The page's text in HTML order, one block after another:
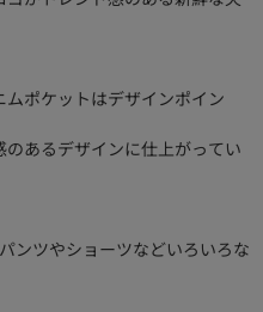
ポケットはデザインポイン
あるデザインに仕上がってい
ンツやショーツなどいろいろな